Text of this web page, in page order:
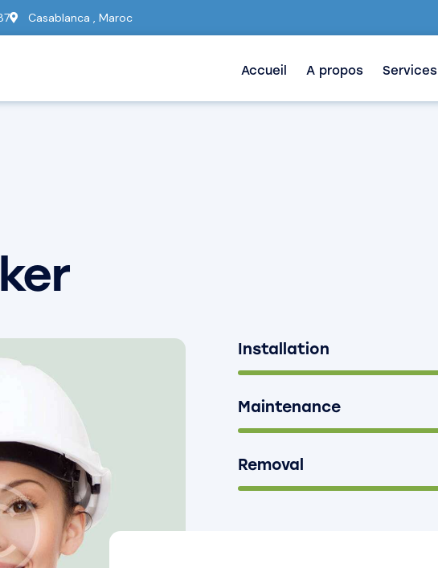
Casablanca , Maroc
Accueil A propos Services
Installation
Maintenance
Removal